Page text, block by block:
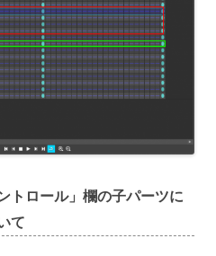
トロール」欄の子パーツに
て